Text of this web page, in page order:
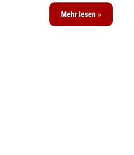
Mehr lesen »